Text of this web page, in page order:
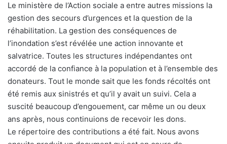
Le ministère de l’Action sociale a entre autres missions la
gestion des secours d’urgences et la question de la
réhabilitation. La gestion des conséquences de
l’inondation s’est révélée une action innovante et
salvatrice. Toutes les structures indépendantes ont
accordé de la confiance à la population et à l’ensemble des
donateurs. Tout le monde sait que les fonds récoltés ont
été remis aux sinistrés et qu’il y avait un suivi. Cela a
suscité beaucoup d’engouement, car même un ou deux
ans après, nous continuions de recevoir les dons.
Le répertoire des contributions a été fait. Nous avons